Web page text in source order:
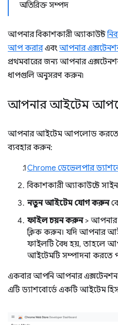
অতিরিক্ত সম্পদ
আপনার বিকাশকারী অ্যাকাউন্ট
আপ করারএবং আপনার
প্রথমবারের জন্য আপনার
ধাপগুলি অনুসরণ করুন৷
আপনার আইটেম
আপনার আইটেম আপলোড করতে
ব্যবহার করুন:
Chrome ডেভেলপার
বিকাশকারী অ্যাকাউন্টে
নতুন আইটেম যোগ করুন
ফাইল চয়ন করুন> আপনার
ক্লিক করুন। যদি আপনার
ফাইলটি বৈধ হয়, তাহলে
আইটেমটি সম্পাদনা করতে
একবার আপনি আপনার
এটি ড্যাশবোর্ডে একটি আইটেম